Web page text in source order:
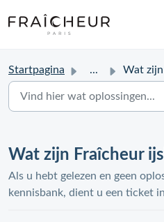
Startpagina ... Wat zijn
Wat zijn Fraîcheur
Als u hebt gelezen en geen
kennisbank, dient u een ticket